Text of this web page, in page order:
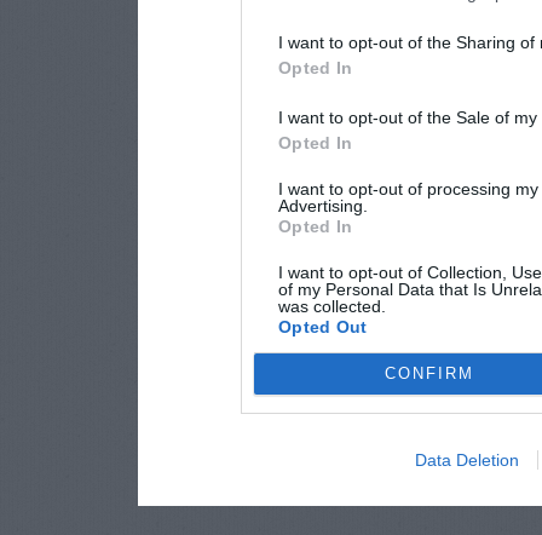
I want to opt-out of the Sharing of
Opted In
I want to opt-out of the Sale of
Opted In
I want to opt-out of processing
Advertising.
Opted In
I want to opt-out of Collection,
of my Personal Data that Is
was collected.
Opted Out
CONFIRM
Data Deletion